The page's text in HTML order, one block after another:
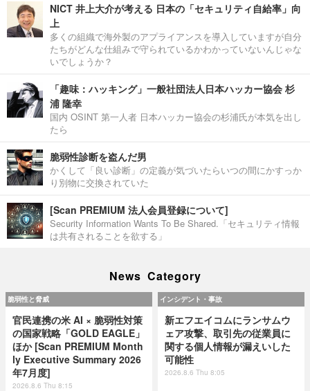
NICT 井上大介が考える 日本の「セキュリティ自給率」向
上
多くの組織で海外製のアプライアンスを導入していますが自分
たちがどんな仕組みで守られているかわかっていないんじゃな
いでしょうか？
「趣味：ハッキング」一般社団法人日本ハッカー協会 杉
浦 隆幸
国内 OSINT 第一人者 日本ハッカー協会の杉浦氏が本気を出し
たら
脆弱性診断を盗んだ男
かくして「良い診断」の定義が気づいたらいつの間にかすっか
り別物に交換されていた
[Scan PREMIUM 法人会員登録について]
Security Information Wants To Be Shared.「セキュリティ情報
は共有されることを欲する」
News Category
脆弱性と脅威
官民連携の米 AI × 脆弱性対策
の国家戦略「GOLD EAGLE」
ほか [Scan PREMIUM Month
ly Executive Summary 2026
年7月度]
2026.8.6 Thu 8:15
インシデント・事故
新エフエイコムにランサムウ
ェア攻撃、取引先の従業員に
関する個人情報が漏えいした
可能性
2026.8.6 Thu 8:05